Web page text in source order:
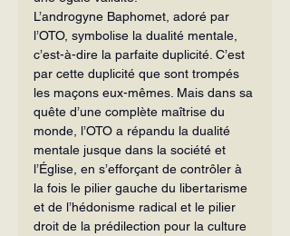
L’androgyne Baphomet, adoré par
l’OTO, symbolise la dualité mentale,
c’est-à-dire la parfaite duplicité. C’est
par cette duplicité que sont trompés
les maçons eux-mêmes. Mais dans sa
quête d’une complète maîtrise du
monde, l’OTO a répandu la dualité
mentale jusque dans la société et
l’Église, en s’efforçant de contrôler à
la fois le pilier gauche du libertarisme
et de l’hédonisme radical et le pilier
droit de la prédilection pour la culture